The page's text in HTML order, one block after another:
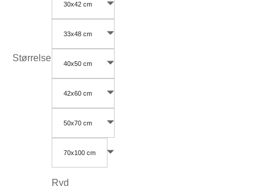
Størrelse
30x42 cm
33x48 cm
40x50 cm
42x60 cm
50x70 cm
70x100 cm
Ryd